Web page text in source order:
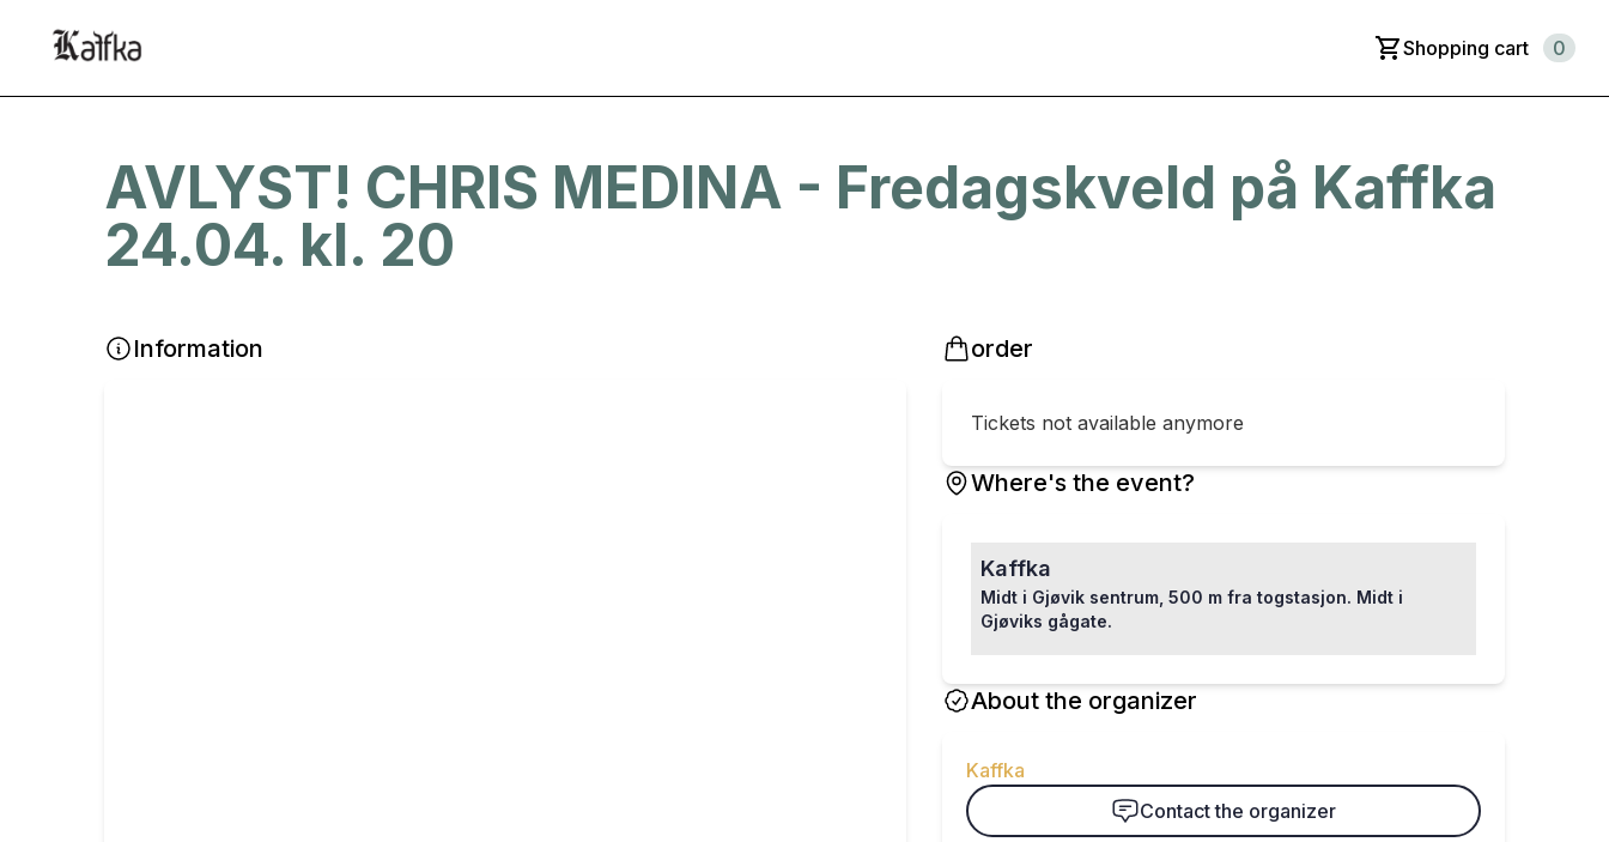
Shopping cart 0
AVLYST! CHRIS MEDINA - Fredagskveld på Kaffka
24.04. kl. 20
Information order
Tickets not available anymore
Where's the event?
Kaffka
Midt i Gjøvik sentrum, 500 m fra togstasjon. Midt i
Gjøviks gågate.
About the organizer
Kaffka
Contact the organizer